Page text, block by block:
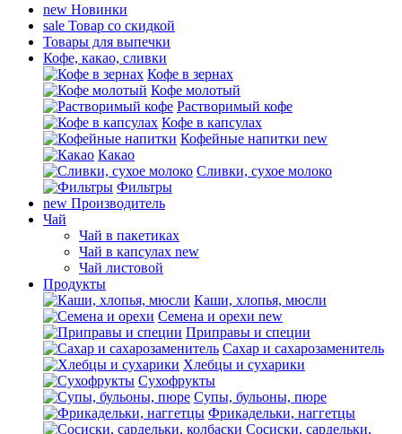
new Новинки
sale Товар со скидкой
Товары для выпечки
Кофе, какао, сливки
Кофе в зернах
Кофе молотый
Растворимый кофе
Кофе в капсулах
Кофейные напитки new
Какао
Сливки, сухое молоко
Фильтры
new Производитель
Чай
Чай в пакетиках
Чай в капсулах new
Чай листовой
Продукты
Каши, хлопья, мюсли
Семена и орехи new
Приправы и специи
Сахар и сахарозаменитель
Хлебцы и сухарики
Сухофрукты
Супы, бульоны, пюре
Фрикадельки, наггетцы
Сосиски, сардельки,